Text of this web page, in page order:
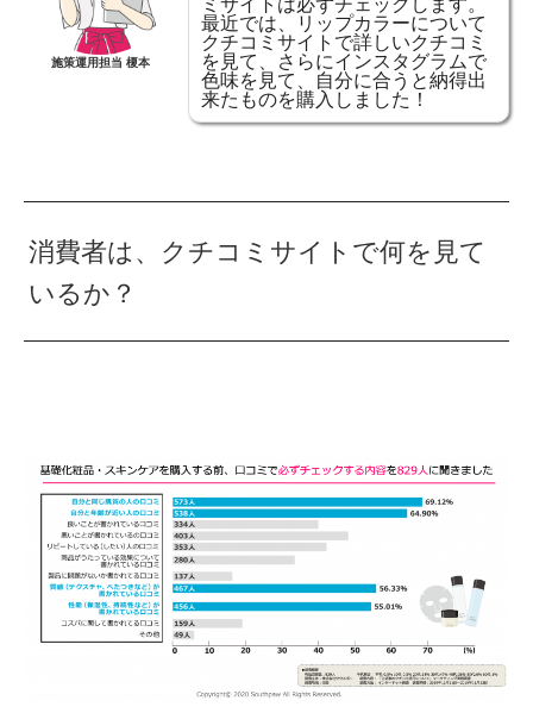
施策運用担当 榎本
最近では、リップカラーについて
クチコミサイトで詳しいクチコミ
を見て、さらにインスタグラムで
色味を見て、自分に合うと納得出
来たものを購入しました！
消費者は、クチコミサイトで何を見て
いるか？